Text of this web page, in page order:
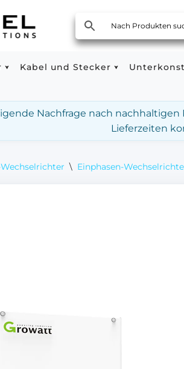
Kabel und Stecker
Nachfrage nach
Lieferzeiten
\ Einphasen-